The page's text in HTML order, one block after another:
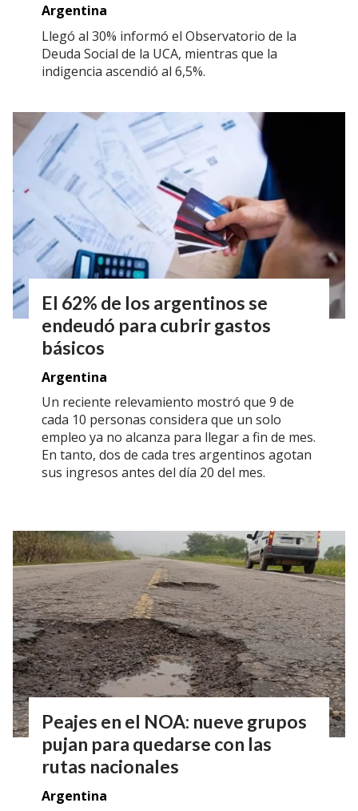
Argentina
Llegó al 30% informó el Observatorio de la
Deuda Social de la UCA, mientras que la
indigencia ascendió al 6,5%.
El 62% de los argentinos se
endeudó para cubrir gastos
básicos
Argentina
Un reciente relevamiento mostró que 9 de
cada 10 personas considera que un solo
empleo ya no alcanza para llegar a fin de mes.
En tanto, dos de cada tres argentinos agotan
sus ingresos antes del día 20 del mes.
Peajes en el NOA: nueve grupos
pujan para quedarse con las
rutas nacionales
Argentina